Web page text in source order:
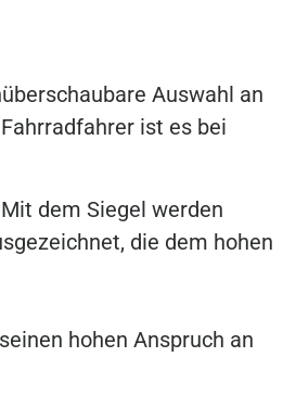
Auswahl an
ist es bei
dem Siegel werden
die dem hohen
hohen Anspruch an